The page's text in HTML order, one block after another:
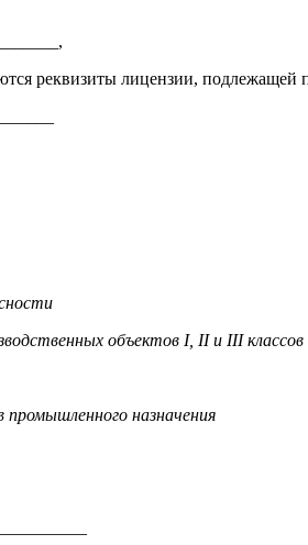
подлежащей
объектов I, II и III
назначения